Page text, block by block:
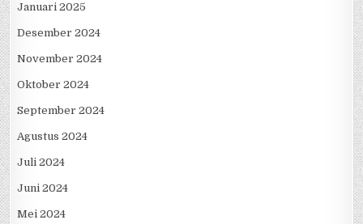
Januari 2025
Desember 2024
November 2024
Oktober 2024
September 2024
Agustus 2024
Juli 2024
Juni 2024
Mei 2024